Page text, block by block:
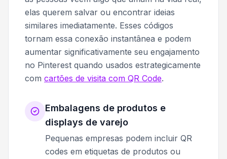
elas querem salvar ou encontrar ideias
similares imediatamente. Esses códigos
tornam essa conexão instantânea e podem
aumentar significativamente seu engajamento
no Pinterest quando usados estrategicamente
com cartões de visita com QR Code.
Embalagens de produtos e
displays de varejo
Pequenas empresas podem incluir QR
codes em etiquetas de produtos ou